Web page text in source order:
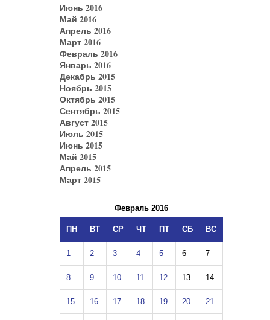
Июнь 2016
Май 2016
Апрель 2016
Март 2016
Февраль 2016
Январь 2016
Декабрь 2015
Ноябрь 2015
Октябрь 2015
Сентябрь 2015
Август 2015
Июль 2015
Июнь 2015
Май 2015
Апрель 2015
Март 2015
Февраль 2016
ПН ВТ СР ЧТ ПТ СБ ВС
1 2 3 4 5 6 7
8 9 10 11 12 13 14
15 16 17 18 19 20 21